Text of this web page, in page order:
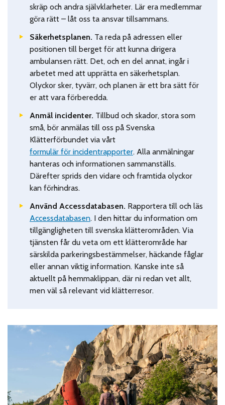
skräp och andra självklarheter. Lär era medlemmar
göra rätt – låt oss ta ansvar tillsammans.
Säkerhetsplanen. Ta reda på adressen eller
positionen till berget för att kunna dirigera
ambulansen rätt. Det, och en del annat, ingår i
arbetet med att upprätta en säkerhetsplan.
Olyckor sker, tyvärr, och planen är ett bra sätt för
er att vara förberedda.
Anmäl incidenter. Tillbud och skador, stora som
små, bör anmälas till oss på Svenska
Klätterförbundet via vårt
formulär för incidentrapporter. Alla anmälningar
hanteras och informationen sammanställs.
Därefter sprids den vidare och framtida olyckor
kan förhindras.
Använd Accessdatabasen. Rapportera till och läs
Accessdatabasen. I den hittar du information om
tillgängligheten till svenska klätterområden. Via
tjänsten får du veta om ett klätterområde har
särskilda parkeringsbestämmelser, häckande fåglar
eller annan viktig information. Kanske inte så
aktuellt på hemmaklippan, där ni redan vet allt,
men väl så relevant vid klätterresor.